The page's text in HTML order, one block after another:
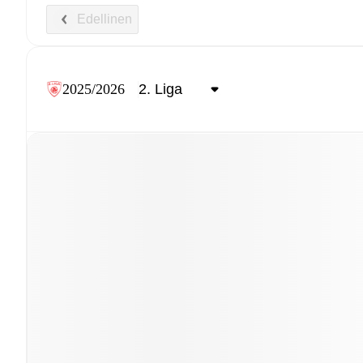
Edellinen
2025/2026